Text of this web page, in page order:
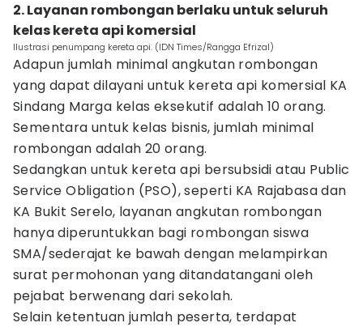
2. Layanan rombongan berlaku untuk seluruh
kelas kereta api komersial
Ilustrasi penumpang kereta api. (IDN Times/Rangga Efrizal)
Adapun jumlah minimal angkutan rombongan
yang dapat dilayani untuk kereta api komersial KA
Sindang Marga kelas eksekutif adalah 10 orang.
Sementara untuk kelas bisnis, jumlah minimal
rombongan adalah 20 orang.
Sedangkan untuk kereta api bersubsidi atau Public
Service Obligation (PSO), seperti KA Rajabasa dan
KA Bukit Serelo, layanan angkutan rombongan
hanya diperuntukkan bagi rombongan siswa
SMA/sederajat ke bawah dengan melampirkan
surat permohonan yang ditandatangani oleh
pejabat berwenang dari sekolah.
Selain ketentuan jumlah peserta, terdapat